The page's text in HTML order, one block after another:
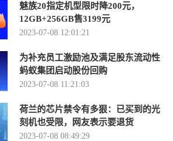
魅族20指定机型限时降200元，
12GB+256GB售3199元
2023-07-08 12:01:21
为补充员工激励池及满足股东流动性
蚂蚁集团启动股份回购
2023-07-08 11:21:03
荷兰的芯片禁令有多狠：已买到的光
刻机也受限，网友表示要退货
2023-07-08 08:49:29